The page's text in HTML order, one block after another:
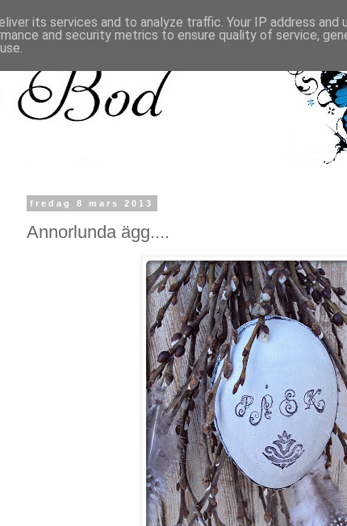
fredag 8 mars 2013
Annorlunda ägg....
its services and to analyze traffic. Your IP address and
and security metrics to ensure quality of service,